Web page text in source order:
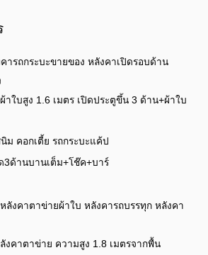
ใบสูง 1.6 เมตร เปิดประตูขึ้น 3 ด้าน+ผ้าใบ
ม คอกเตี้ย รถกระบะแค้ป
3ด้านบานเต็ม+โช๊ค+บาร์
งคาตาข่าย ความสูง 1.8 เมตรจากพื้น